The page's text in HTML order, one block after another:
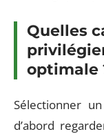
Quelles
optimale
Sélectionner un
d’abord